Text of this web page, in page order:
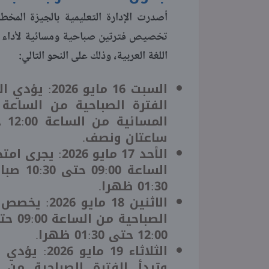
أصدرت الإدارة التعليمية بالجيزة
تخصيص فترتين صباحية ومسائية لأداء
اللغة العربية، وذلك على النحو التالي:
السبت 16
ساعتان ونصف.
الأحد 17
01:30 ظهرا.
الاثنين 18
12:00 حتى 01:30 ظهرا.
الثلاثاء